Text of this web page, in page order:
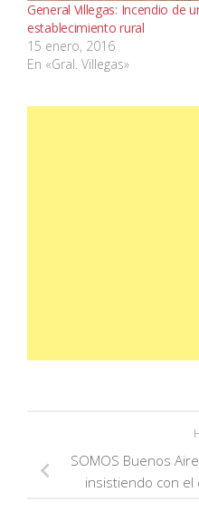
General Villegas: Incendio de
establecimiento rural
15 enero, 2016
En «Gral. Villegas»
SOMOS Buenos
insistiendo con el